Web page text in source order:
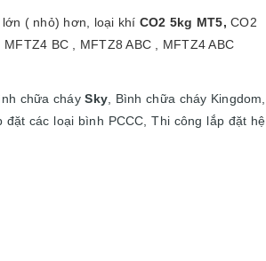
( nhỏ) hơn, loại khí CO2 5kg MT5, CO2
BC , MFTZ8 ABC , MFTZ4 ABC
chữa cháySky , Bình chữa cháy Kingdom,
đặt các loại bình PCCC, Thi công lắp đặt hệ